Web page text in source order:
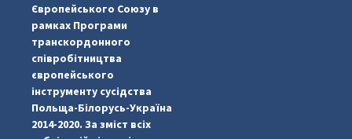
Європейського Союзу в
рамках Програми
транскордонного
співробітництва
європейського
інструменту сусідства
Польща-Білорусь-Україна
2014-2020. За зміст всіх